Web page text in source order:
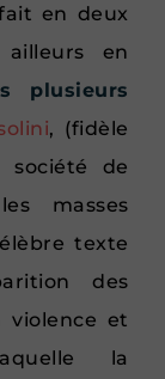
en deux
en
plusieurs
i, (fidèle
société de
masses
texte
des
violence et
la